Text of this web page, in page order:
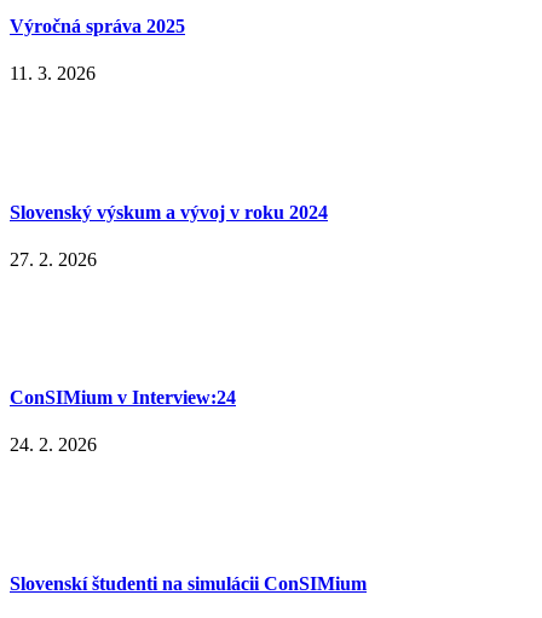
Výročná správa 2025
11. 3. 2026
Slovenský výskum a vývoj v roku 2024
27. 2. 2026
ConSIMium v Interview:24
24. 2. 2026
Slovenskí študenti na simulácii ConSIMium